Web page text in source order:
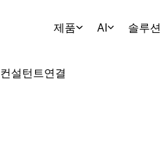
제품 AI 솔루션
컨설턴트연결